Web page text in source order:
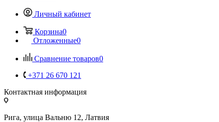
Личный кабинет
Корзина0
Отложенные0
Сравнение товаров0
+371 26 670 121
Контактная информация
Рига, улица Вальню 12, Латвия